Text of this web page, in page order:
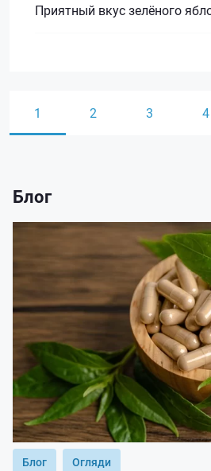
Приятный вкус зелёного
1 2 3 4
Блог
Блог Огляди